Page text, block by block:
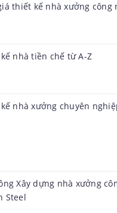
thiết kế nhà xưởng công
nhà tiền chế từ A-Z
nhà xưởng chuyên
Xây dựng nhà xưởng
Steel